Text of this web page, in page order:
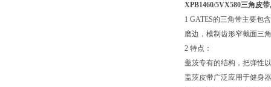
XPB1460/5VX580三角皮
1 GATES的三角带主要包
磨边，模制齿形窄截面三
2 特点：
盖茨专有的结构，把弹性
盖茨皮带广泛应用于健身